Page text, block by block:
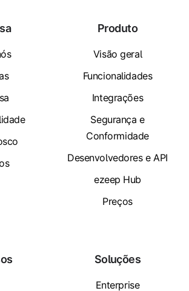
Produto
Visão geral
Funcionalidades
Integrações
Segurança e
Conformidade
Desenvolvedores e API
ezeep Hub
Preços
Soluções
Enterprise